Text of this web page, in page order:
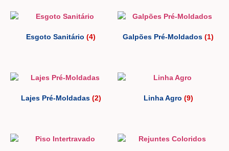
Esgoto Sanitário (4) Galpões Pré-Moldados (1)
Lajes Pré-Moldadas (2) Linha Agro (9)